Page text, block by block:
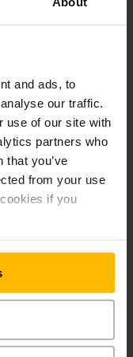
and ads, to
our traffic.
use of our site with
partners who
that you’ve
from your use
if you
κατάλληλος
και υλοποιούμε
αυτόματα την
καύσης; Οι λύσεις
χώρου και του
φορτοεκφόρτωσης
επιτρέπουν την
σε διάφορα